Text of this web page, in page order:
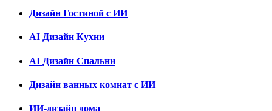
Дизайн Гостиной с ИИ
AI Дизайн Кухни
AI Дизайн Спальни
Дизайн ванных комнат с ИИ
ИИ-дизайн дома